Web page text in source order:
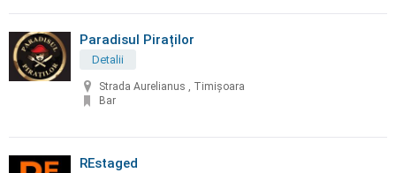
Paradisul Piraților
Detalii
Strada Aurelianus , Timișoara
Bar
REstaged